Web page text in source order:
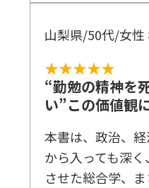
山梨県/50代/女性
★★★★★
“勤勉の精神を
い”この価値観
本書は、政治、
から入っても深
させた総合学、ま